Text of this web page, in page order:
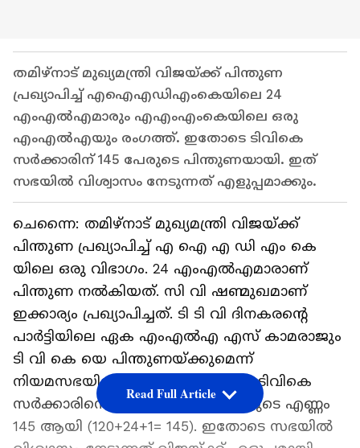
തമിഴ്നാട് മുഖ്യമന്ത്രി വിജയ്ക്ക് പിന്തുണ
പ്രഖ്യാപിച്ച് എഐഎഡിഎംകെയിലെ 24
എംഎൽഎമാരും എഎംഎംകെയിലെ ഒരു
എംഎൽഎയും രംഗത്ത്. ഇതോടെ ടിവികെ
സർക്കാരിന് 145 പേരുടെ പിന്തുണയായി. ഇത്
സഭയിൽ വിശ്വാസം നേടുന്നത് എളുപ്പമാക്കും.
ചെന്നൈ: തമിഴ്നാട് മുഖ്യമന്ത്രി വിജയ്ക്ക്
പിന്തുണ പ്രഖ്യാപിച്ച് എ ഐ എ ഡി എം കെ
യിലെ ഒരു വിഭാഗം. 24 എംഎൽഎമാരാണ്
പിന്തുണ നൽകിയത്. സി വി ഷണ്മുഖമാണ്
ഇക്കാര്യം പ്രഖ്യാപിച്ചത്. ടി ടി വി ദിനകരന്റെ
പാർട്ടിയിലെ ഏക എംഎൽഎ എസ് കാമരാജും
ടി വി കെ യെ പിന്തുണയ്ക്കുമെന്ന്
നിയമസഭയിൽ പറഞ്ഞു. ഇതോടെ ടിവികെ
സർക്കാരിനെ പിന്തുണയ്ക്കുന്നവരുടെ എണ്ണം
145 ആയി (120+24+1= 145). ഇതോടെ സഭയിൽ
Read Full Article